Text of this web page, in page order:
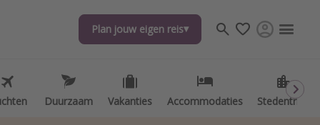
Plan jouw eigen reis
Duurzaam Vakanties Accommodaties Stedentrips
Plan jouw eigen reis
Duurzaam Vakanties Accommodaties Stedentrips